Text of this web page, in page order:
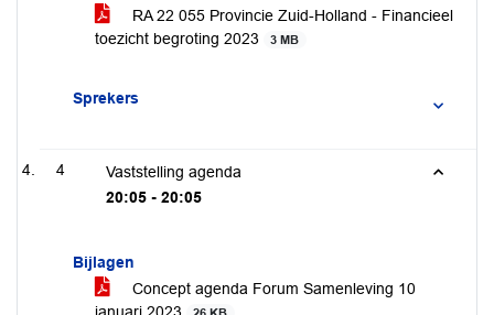
RA 22 055 Provincie Zuid-Holland - Financieel
toezicht begroting 2023
3 MB
Sprekers
4
Vaststelling agenda
20:05 - 20:05
Bijlagen
Concept agenda Forum Samenleving 10